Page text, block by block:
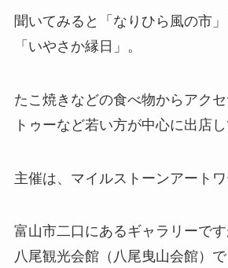
聞いてみると「なりひら風の市
「いやさか縁日」。
たこ焼きなどの食べ物からアク
トゥーなど若い方が中心に出店し
主催は、マイルストーンアートワ
富山市二口にあるギャラリーで
八尾観光会館（八尾曳山会館）